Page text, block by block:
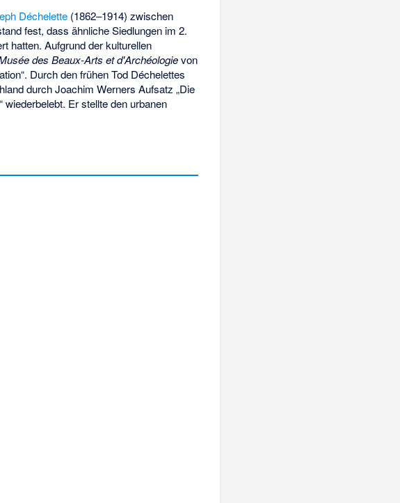
Déchelette (1862–1914) zwischen
fest, dass ähnliche Siedlungen im 2.
hatten. Aufgrund der kulturellen
des Beaux-Arts et d'Archéologievon
Durch den frühen Tod Déchelettes
durch Joachim Werners Aufsatz „Die
Er stellte den urbanen